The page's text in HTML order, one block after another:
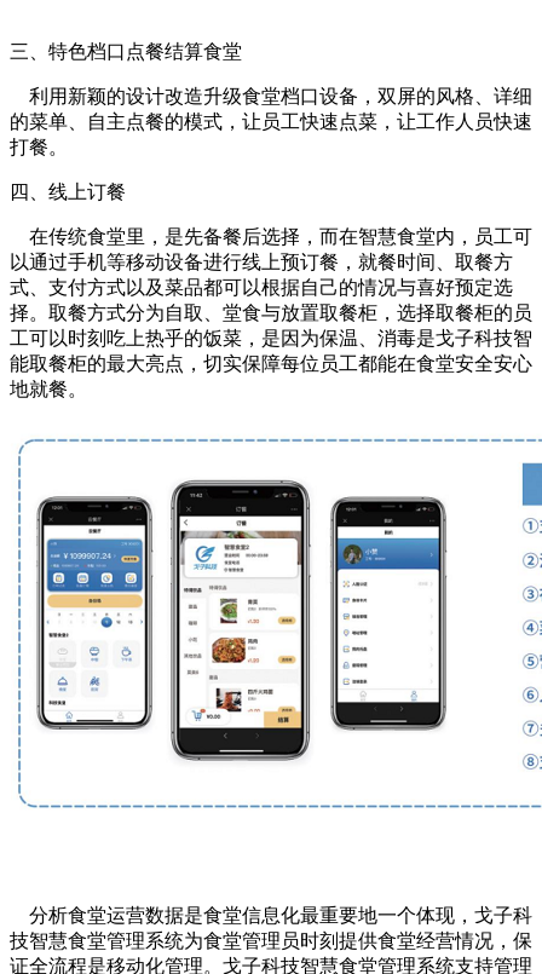
三、特色档口点餐结算食堂
利用新颖的设计改造升级食堂档口设备，双屏的风格、详细
的菜单、自主点餐的模式，让员工快速点菜，让工作人员快速
打餐。
四、线上订餐
在传统食堂里，是先备餐后选择，而在智慧食堂内，员工可
以通过手机等移动设备进行线上预订餐，就餐时间、取餐方
式、支付方式以及菜品都可以根据自己的情况与喜好预定选
择。取餐方式分为自取、堂食与放置取餐柜，选择取餐柜的员
工可以时刻吃上热乎的饭菜，是因为保温、消毒是戈子科技智
能取餐柜的最大亮点，切实保障每位员工都能在食堂安全安心
地就餐。
分析食堂运营数据是食堂信息化最重要地一个体现，戈子科
技智慧食堂管理系统为食堂管理员时刻提供食堂经营情况，保
证全流程是移动化管理。戈子科技智慧食堂管理系统支持管理